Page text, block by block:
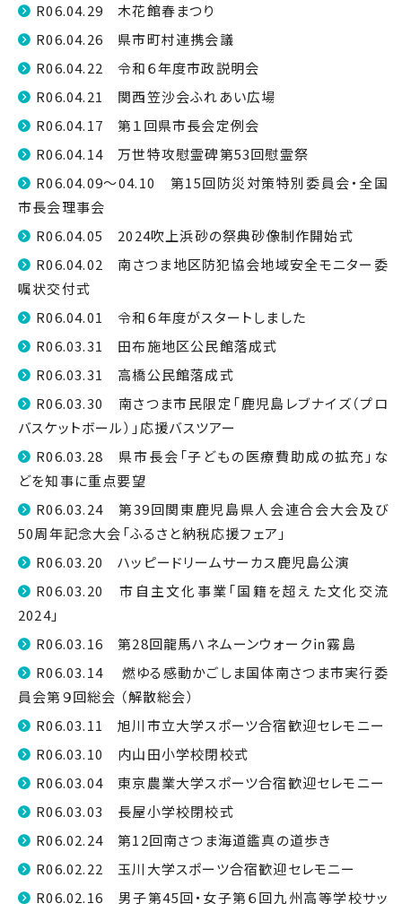
R06.04.29 木花館春まつり
R06.04.26 県市町村連携会議
R06.04.22 令和６年度市政説明会
R06.04.21 関西笠沙会ふれあい広場
R06.04.17 第１回県市長会定例会
R06.04.14 万世特攻慰霊碑第53回慰霊祭
R06.04.09～04.10 第15回防災対策特別委員会・全国
市長会理事会
R06.04.05 2024吹上浜砂の祭典砂像制作開始式
R06.04.02 南さつま地区防犯協会地域安全モニター委
嘱状交付式
R06.04.01 令和６年度がスタートしました
R06.03.31 田布施地区公民館落成式
R06.03.31 高橋公民館落成式
R06.03.30 南さつま市民限定「鹿児島レブナイズ（プロ
バスケットボール）」応援バスツアー
R06.03.28 県市長会「子どもの医療費助成の拡充」な
どを知事に重点要望
R06.03.24 第39回関東鹿児島県人会連合会大会及び
50周年記念大会「ふるさと納税応援フェア」
R06.03.20 ハッピードリームサーカス鹿児島公演
R06.03.20 市自主文化事業「国籍を超えた文化交流
2024」
R06.03.16 第28回龍馬ハネムーンウォーク㏌霧島
R06.03.14 燃ゆる感動かごしま国体南さつま市実行委
員会第９回総会 （解散総会）
R06.03.11 旭川市立大学スポーツ合宿歓迎セレモニー
R06.03.10 内山田小学校閉校式
R06.03.04 東京農業大学スポーツ合宿歓迎セレモニー
R06.03.03 長屋小学校閉校式
R06.02.24 第12回南さつま海道鑑真の道歩き
R06.02.22 玉川大学スポーツ合宿歓迎セレモニー
R06.02.16 男子第45回・女子第６回九州高等学校サッ